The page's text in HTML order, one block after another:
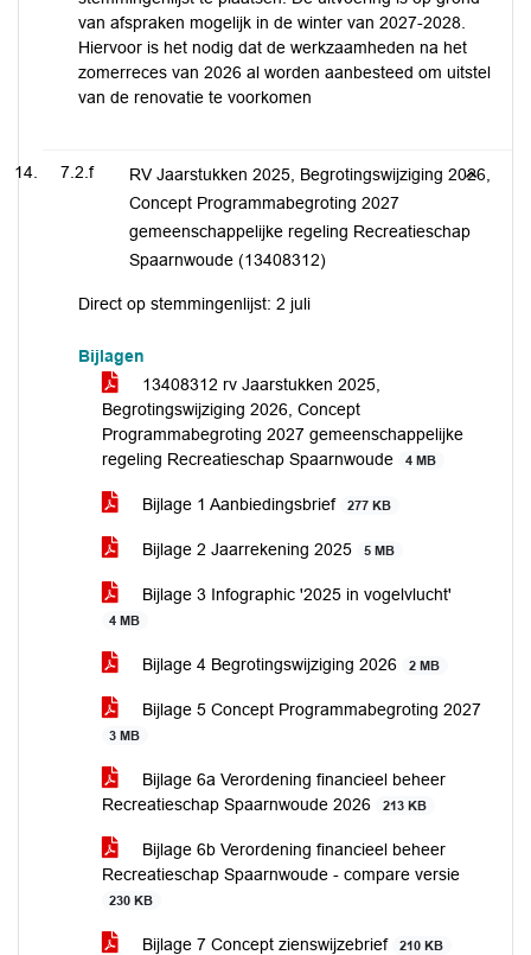
van afspraken mogelijk in de winter van 2027-2028.
Hiervoor is het nodig dat de werkzaamheden na het
zomerreces van 2026 al worden aanbesteed om uitstel
van de renovatie te voorkomen
7.2.f
RV Jaarstukken 2025, Begrotingswijziging 2026,
Concept Programmabegroting 2027
gemeenschappelijke regeling Recreatieschap
Spaarnwoude (13408312)
Direct op stemmingenlijst: 2 juli
Bijlagen
13408312 rv Jaarstukken 2025,
Begrotingswijziging 2026, Concept
Programmabegroting 2027 gemeenschappelijke
regeling Recreatieschap Spaarnwoude
4 MB
Bijlage 1 Aanbiedingsbrief 277 KB
Bijlage 2 Jaarrekening 2025 5 MB
Bijlage 3 Infographic '2025 in vogelvlucht'
4 MB
Bijlage 4 Begrotingswijziging 2026 2 MB
Bijlage 5 Concept Programmabegroting 2027
3 MB
Bijlage 6a Verordening financieel beheer
Recreatieschap Spaarnwoude 2026
213 KB
Bijlage 6b Verordening financieel beheer
Recreatieschap Spaarnwoude - compare versie
230 KB
Bijlage 7 Concept zienswijzebrief 210 KB